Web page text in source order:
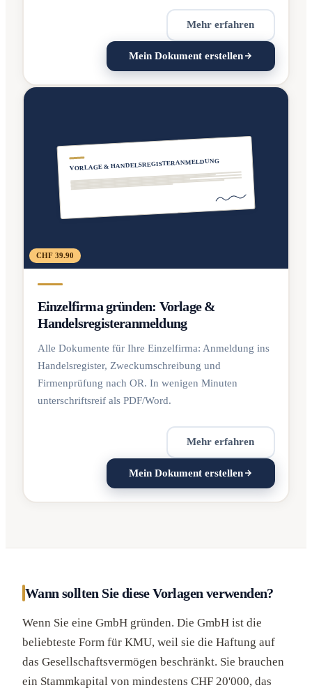
Mehr erfahren
Mein Dokument erstellen
VORLAGE & HANDELSREGISTERANMELDUNG
CHF 39.90
Einzelfirma gründen: Vorlage &
Handelsregisteranmeldung
Alle Dokumente für Ihre Einzelfirma: Anmeldung ins
Handelsregister, Zweckumschreibung und
Firmenprüfung nach OR. In wenigen Minuten
unterschriftsreif als PDF/Word.
Mehr erfahren
Mein Dokument erstellen
Wann sollten Sie diese Vorlagen verwenden?
Wenn Sie eine GmbH gründen. Die GmbH ist die
beliebteste Form für KMU, weil sie die Haftung auf
das Gesellschaftsvermögen beschränkt. Sie brauchen
ein Stammkapital von mindestens CHF 20'000, das